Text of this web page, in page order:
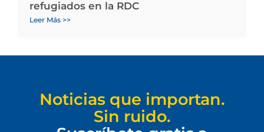
refugiados en la RDC
Leer Más >>
Noticias que importan.
Sin ruido.